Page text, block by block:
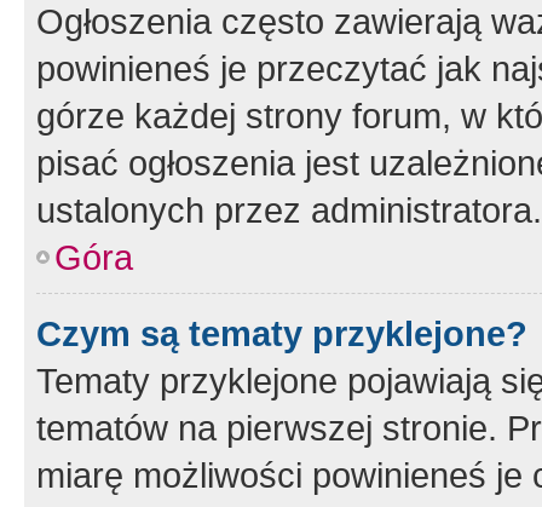
Ogłoszenia często zawierają
powinieneś je przeczytać jak
górze każdej strony forum, w
pisać ogłoszenia jest
ustalonych przez administratora.
Góra
Czym są tematy przyklejone?
Tematy przyklejone pojawiają
tematów na pierwszej stronie.
miarę możliwości powinieneś je